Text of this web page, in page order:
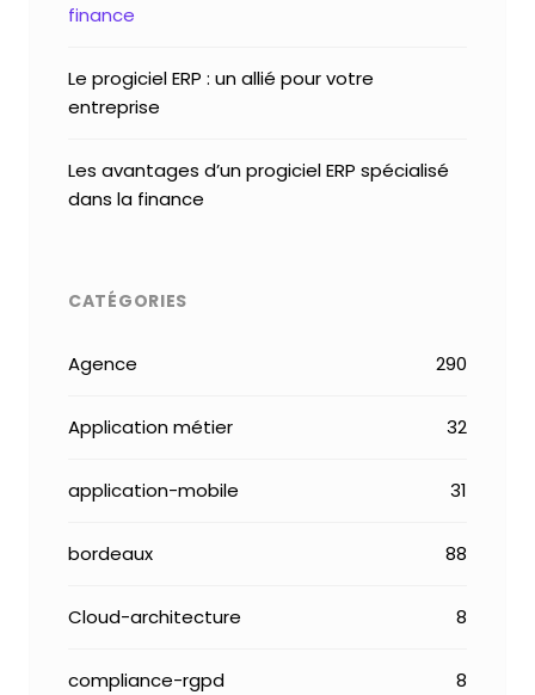
finance
Le progiciel ERP : un allié pour votre
entreprise
Les avantages d’un progiciel ERP spécialisé
dans la finance
CATÉGORIES
Agence 290
Application métier 32
application-mobile 31
bordeaux 88
Cloud-architecture 8
compliance-rgpd 8